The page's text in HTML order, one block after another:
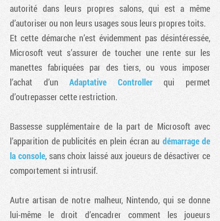
autorité dans leurs propres salons, qui est a même
d’autoriser ou non leurs usages sous leurs propres toits.
Et cette démarche n’est évidemment pas désintéressée,
Microsoft veut s’assurer de toucher une rente sur les
manettes fabriquées par des tiers, ou vous imposer
l’achat d’unAdaptative Controllerqui permet
d’outrepasser cette restriction.
Bassesse supplémentaire de la part de Microsoft avec
l’apparition de publicités en plein écran au démarrage de
la console, sans choix laissé aux joueurs de désactiver ce
comportement si intrusif.
Autre artisan de notre malheur, Nintendo, qui se donne
lui-même le droit d’encadrer comment les joueurs